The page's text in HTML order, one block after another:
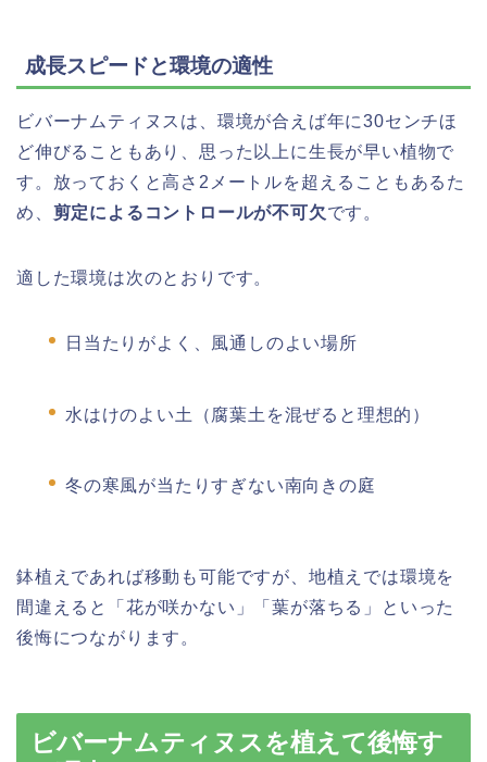
成長スピードと環境の適性
ビバーナムティヌスは、環境が合えば年に30センチほ
ど伸びることもあり、思った以上に生長が早い植物で
す。放っておくと高さ2メートルを超えることもあるた
め、 剪定によるコントロールが不可欠です。
適した環境は次のとおりです。
日当たりがよく、風通しのよい場所
水はけのよい土（腐葉土を混ぜると理想的）
冬の寒風が当たりすぎない南向きの庭
鉢植えであれば移動も可能ですが、地植えでは環境を
間違えると「花が咲かない」「葉が落ちる」といった
後悔につながります。
ビバーナムティヌスを植えて後悔す